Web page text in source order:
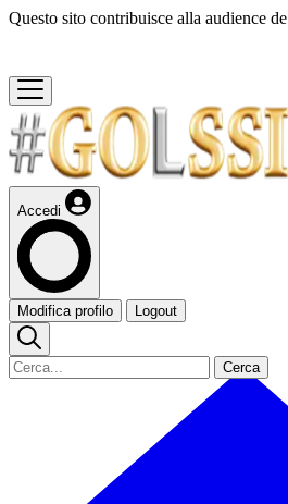
Questo sito contribuisce alla audience de
Accedi
Modifica profilo Logout
Cerca